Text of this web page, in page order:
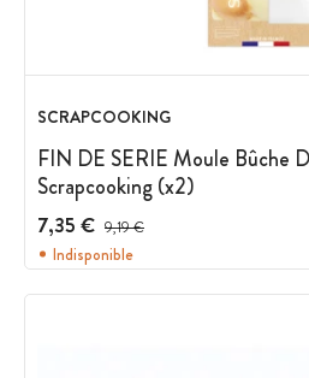
SCRAPCOOKING
FIN DE SERIE Moule Bûche
Scrapcooking (x2)
7,35 € Prix avant réduction :
9,19 €
Indisponible